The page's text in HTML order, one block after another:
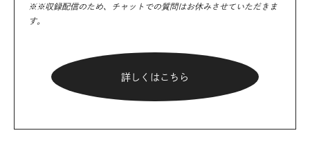
※※収録配信のため、チャットでの質問はお休みさせていただきま
す。
詳しくはこちら